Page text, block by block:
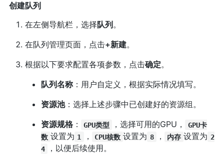
创建队列
在左侧导航栏，选择 队列 。
在队列管理页面，点击+新建。
根据以下要求配置各项参数，点击确定。
队列名称：用户自定义，根据实际情况填写。
资源池：选择上述步骤中已创建好的资源组。
资源规格： GPU类型 ，选择可用的GPU，
GPU卡
数 设置为 1 ， CPU核数 设置为 8 ， 内存 设置为 2
4
，以便后续使用。